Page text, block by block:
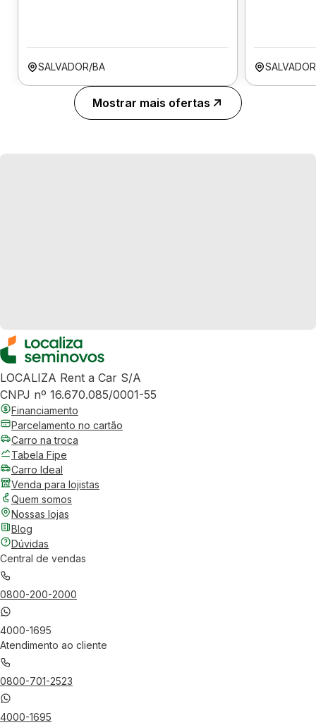
SALVADOR/BA
Mostrar mais ofertas
LOCALIZA Rent a Car S/A
CNPJ nº 16.670.085/0001-55
Financiamento
Parcelamento no cartão
Carro na troca
Tabela Fipe
Carro Ideal
Venda para lojistas
Quem somos
Nossas lojas
Blog
Dúvidas
Central de vendas
0800-200-2000
4000-1695
Atendimento ao cliente
0800-701-2523
4000-1695